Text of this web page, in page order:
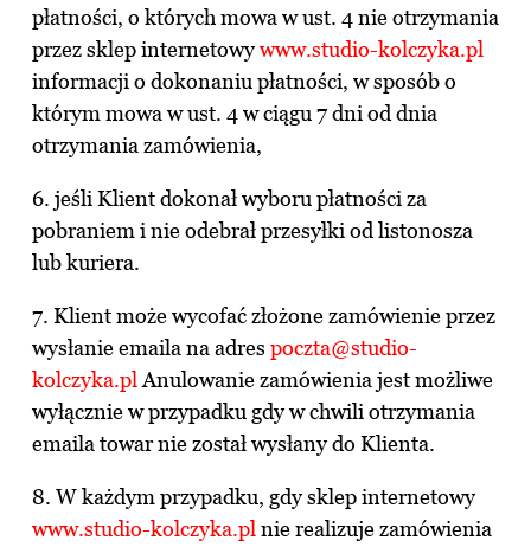
płatności, o których mowa w ust. 4 nie otrzymania
przez sklep internetowywww.studio-kolczyka.pl
informacji o dokonaniu płatności, w sposób o
którym mowa w ust. 4 w ciągu 7 dni od dnia
otrzymania zamówienia,
6. jeśli Klient dokonał wyboru płatności za
pobraniem i nie odebrał przesyłki od listonosza
lub kuriera.
7. Klient może wycofać złożone zamówienie przez
wysłanie emaila na adres poczta@studio-
kolczyka.pl Anulowanie zamówienia jest możliwe
wyłącznie w przypadku gdy w chwili otrzymania
emaila towar nie został wysłany do Klienta.
8. W każdym przypadku, gdy sklep internetowy
www.studio-kolczyka.pl nie realizuje zamówienia